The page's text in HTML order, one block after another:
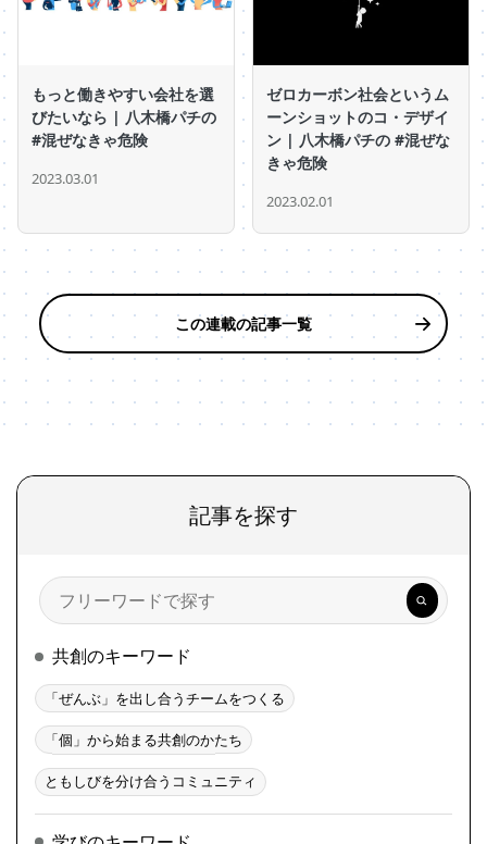
もっと働きやすい会社を選
びたいなら | 八木橋パチの
#混ぜなきゃ危険
2023.03.01
ゼロカーボン社会というム
ーンショットのコ・デザイ
ン | 八木橋パチの #混ぜな
きゃ危険
2023.02.01
この連載の記事一覧
記事を探す
検
索
共創のキーワード
「ぜんぶ」を出し合うチームをつくる
「個」から始まる共創のかたち
ともしびを分け合うコミュニティ